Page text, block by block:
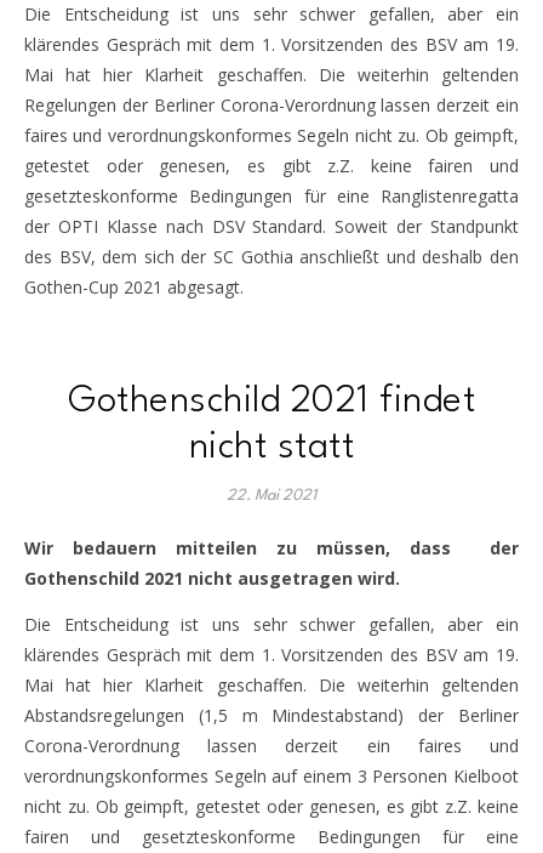
Die Entscheidung ist uns sehr schwer gefallen, aber ein
klärendes Gespräch mit dem 1. Vorsitzenden des BSV am 19.
Mai hat hier Klarheit geschaffen. Die weiterhin geltenden
Regelungen der Berliner Corona-Verordnung lassen derzeit ein
faires und verordnungskonformes Segeln nicht zu. Ob geimpft,
getestet oder genesen, es gibt z.Z. keine fairen und
gesetzteskonforme Bedingungen für eine Ranglistenregatta
der OPTI Klasse nach DSV Standard. Soweit der Standpunkt
des BSV, dem sich der SC Gothia anschließt und deshalb den
Gothen-Cup 2021 abgesagt.
Gothenschild 2021 findet
nicht statt
22. Mai 2021
Wir bedauern mitteilen zu müssen, dass der
Gothenschild 2021 nicht ausgetragen wird.
Die Entscheidung ist uns sehr schwer gefallen, aber ein
klärendes Gespräch mit dem 1. Vorsitzenden des BSV am 19.
Mai hat hier Klarheit geschaffen. Die weiterhin geltenden
Abstandsregelungen (1,5 m Mindestabstand) der Berliner
Corona-Verordnung lassen derzeit ein faires und
verordnungskonformes Segeln auf einem 3 Personen Kielboot
nicht zu. Ob geimpft, getestet oder genesen, es gibt z.Z. keine
fairen und gesetzteskonforme Bedingungen für eine